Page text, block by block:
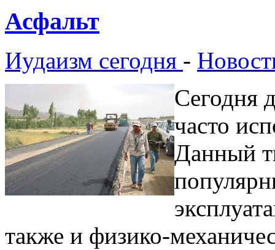
Асфальт
Иудаизм сегодня -
Сегодня
часто
Данный
также и физико-